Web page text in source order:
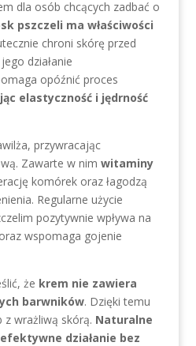
dla osób chcących zadbać o
pszczeli ma właściwości
chroni skórę przed
działanie
opóźnić proces
elastyczność i jędrność
przywracając
Zawarte w nim witaminy
komórek oraz łagodzą
Regularne użycie
pozytywnie wpływa na
wspomaga gojenie
że krem nie zawiera
barwników. Dzięki temu
z wrażliwą skórą. Naturalne
działanie bez